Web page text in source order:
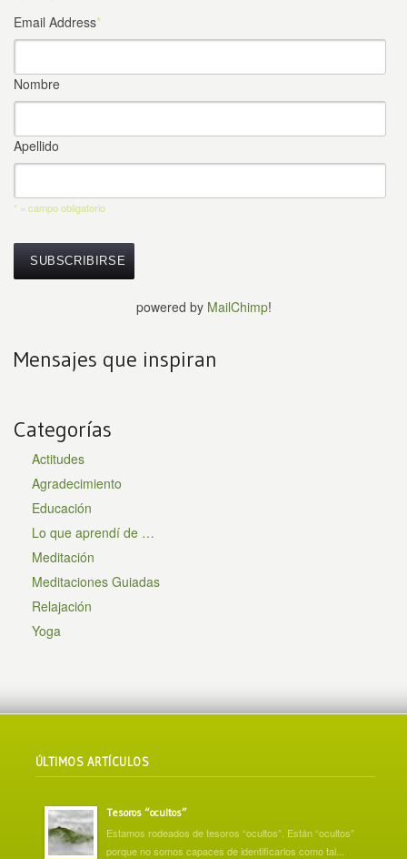
Email Address*
Nombre
Apellido
* = campo obligatorio
powered by MailChimp!
Mensajes que inspiran
Categorías
Actitudes
Agradecimiento
Educación
Lo que aprendí de …
Meditación
Meditaciones Guiadas
Relajación
Yoga
ÚLTIMOS ARTÍCULOS
Tesoros “ocultos”
Estamos rodeados de tesoros “ocultos”. Están “ocultos”
porque no somos capaces de identificarlos como tal...